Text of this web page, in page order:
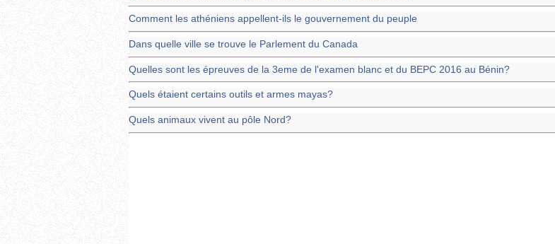
Comment les athéniens appellent-ils le gouvernement du peuple
Dans quelle ville se trouve le Parlement du Canada
Quelles sont les épreuves de la 3eme de l'examen blanc et du BEPC 2016 au Bénin?
Quels étaient certains outils et armes mayas?
Quels animaux vivent au pôle Nord?